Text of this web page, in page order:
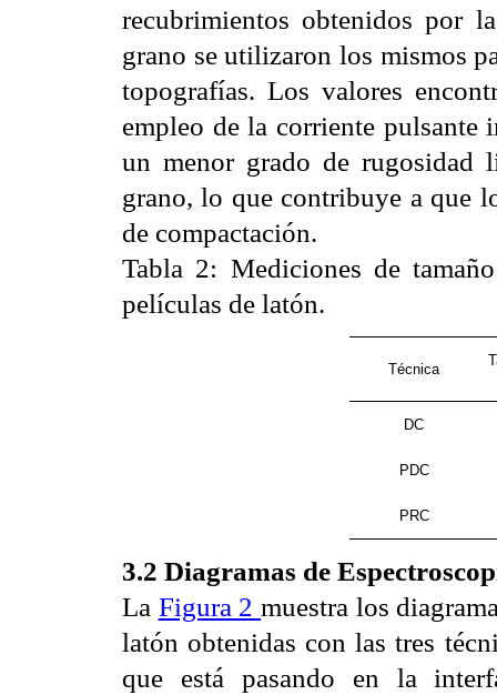
recubrimientos obtenidos por
grano se utilizaron los mismos
topografías. Los valores
empleo de la corriente pulsante
un menor grado de rugosidad
grano, lo que contribuye a que
de compactación.
Tabla 2: Mediciones de
películas de latón.
Técnica
DC
PDC
PRC
3.2 Diagramas de
La Figura 2muestra los
latón obtenidas con las tres
que está pasando en la